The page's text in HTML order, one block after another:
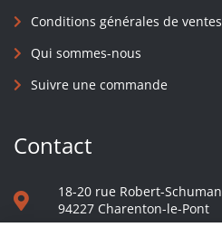
Conditions générales de ventes
Qui sommes-nous
Suivre une commande
Contact
18-20 rue Robert-Schuman
94227 Charenton-le-Pont